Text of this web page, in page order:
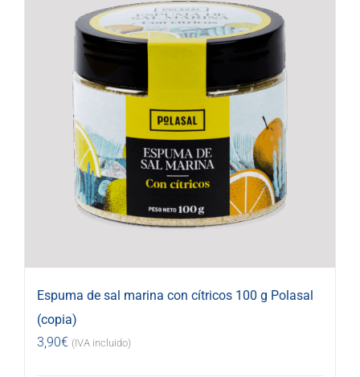
Espuma de sal marina con cítricos 100 g Polasal
(copia)
3,90€ (IVA incluido)